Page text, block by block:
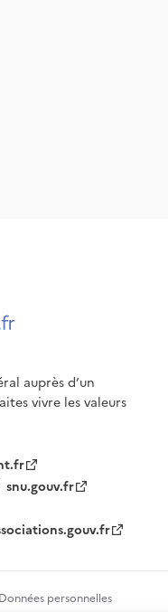
auprès d’un
vivre les valeurs
snu.gouv.fr
Données personnelles